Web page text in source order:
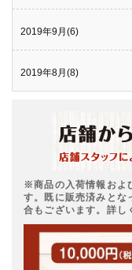
2019年9月(6)
2019年8月(8)
※商品の入荷情報およ
す。既に販売済みとな
合もございます。詳し